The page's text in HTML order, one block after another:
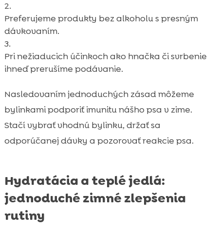
Preferujeme produkty bez alkoholu s presným
dávkovaním.
Pri nežiaducich účinkoch ako hnačka či svrbenie
ihneď prerušíme podávanie.
Nasledovaním jednoduchých zásad môžeme
bylinkami podporiť imunitu nášho psa v zime.
Stačí vybrať vhodnú bylinku, držať sa
odporúčanej dávky a pozorovať reakcie psa.
Hydratácia a teplé jedlá:
jednoduché zimné zlepšenia
rutiny